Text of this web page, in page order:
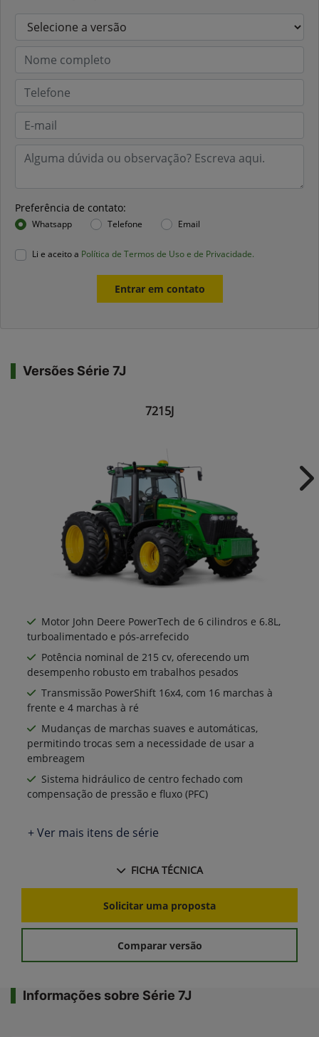
Preferência de contato:
Whatsapp Telefone Email
Li e aceito a Política de Termos de Uso e de Privacidade.
Entrar em contato
Versões Série 7J
7215J
Motor John Deere PowerTech de 6 cilindros e 6.8L,
turboalimentado e pós-arrefecido
Potência nominal de 215 cv, oferecendo um
desempenho robusto em trabalhos pesados
Transmissão PowerShift 16x4, com 16 marchas à
frente e 4 marchas à ré
Mudanças de marchas suaves e automáticas,
permitindo trocas sem a necessidade de usar a
embreagem
Sistema hidráulico de centro fechado com
compensação de pressão e fluxo (PFC)
+ Ver mais itens de série
FICHA TÉCNICA
Solicitar uma proposta
Comparar versão
Informações sobre Série 7J